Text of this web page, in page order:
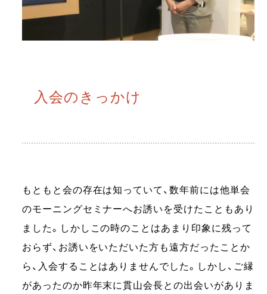
入会のきっかけ
もともと会の存在は知っていて、数年前には他単会
のモーニングセミナーへお誘いを受けたこともあり
ました。しかしこの時のことはあまり印象に残って
おらず、お誘いをいただいた方も遠方だったことか
ら、入会することはありませんでした。しかし、ご縁
があったのか昨年末に貫山会長との出会いがありま